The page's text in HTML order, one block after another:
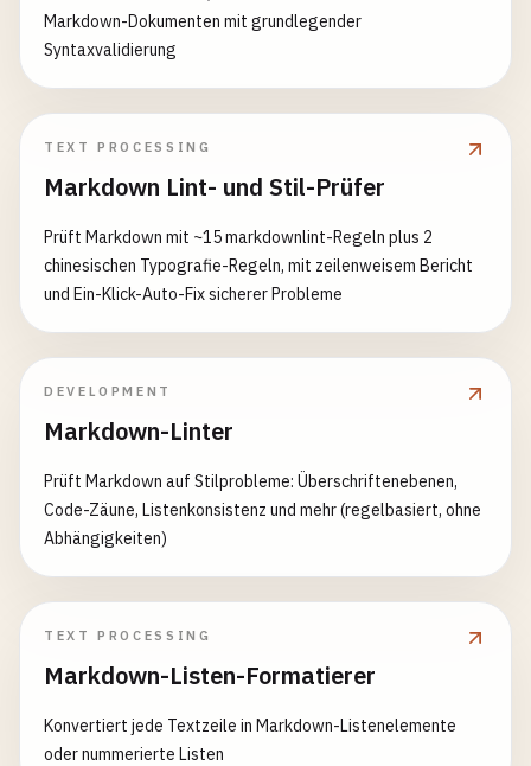
Markdown-Dokumenten mit grundlegender
Syntaxvalidierung
TEXT PROCESSING
Markdown Lint- und Stil-Prüfer
Prüft Markdown mit ~15 markdownlint-Regeln plus 2
chinesischen Typografie-Regeln, mit zeilenweisem Bericht
und Ein-Klick-Auto-Fix sicherer Probleme
DEVELOPMENT
Markdown-Linter
Prüft Markdown auf Stilprobleme: Überschriftenebenen,
Code-Zäune, Listenkonsistenz und mehr (regelbasiert, ohne
Abhängigkeiten)
TEXT PROCESSING
Markdown-Listen-Formatierer
Konvertiert jede Textzeile in Markdown-Listenelemente
oder nummerierte Listen